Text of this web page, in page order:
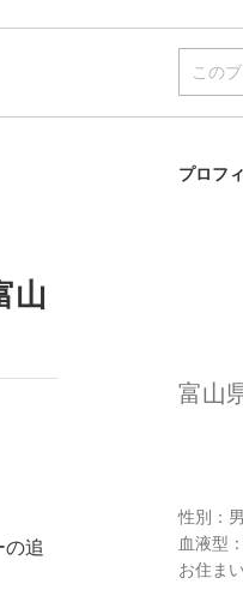
山
追
プロフ
富山
性別：
血液型：
お住ま